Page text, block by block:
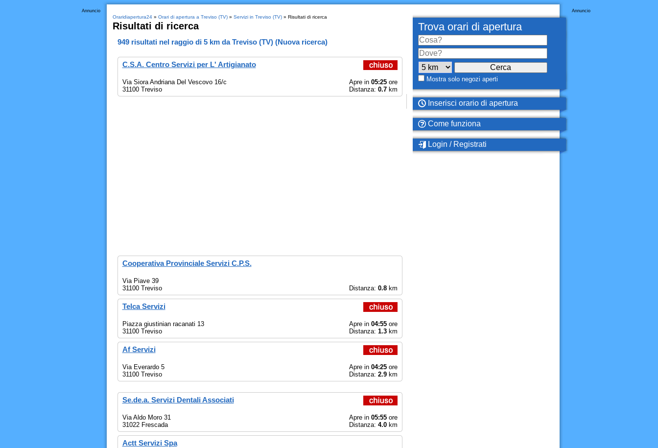
Annuncio
Oraridiapertura24» Orari di apertura a Treviso (TV)» Servizi in Treviso (TV)» Risultati di ricerca
Risultati di ricerca
949risultati nel raggio di 5 kmdaTreviso (TV) (Nuova ricerca)
C.S.A. Centro Servizi per L' Artigianato
Via Siora Andriana Del Vescovo 16/c
31100 Treviso
Apre in 05:25ore
Distanza: 0.7km
Cooperativa Provinciale Servizi C.P.S.
Via Piave 39
31100 Treviso
Distanza: 0.8km
Telca Servizi
Piazza giustinian racanati 13
31100 Treviso
Apre in 04:55ore
Distanza: 1.3km
Af Servizi
Via Everardo 5
31100 Treviso
Apre in 04:25ore
Distanza: 2.9km
Se.de.a. Servizi Dentali Associati
Via Aldo Moro 31
31022 Frescada
Apre in 05:55ore
Distanza: 4.0km
Actt Servizi Spa
Annuncio
Trova orari di apertura
Mostra solo negozi aperti
Inserisci orario di apertura
Come funziona
Login / Registrati